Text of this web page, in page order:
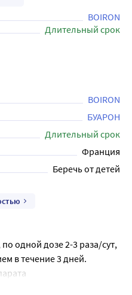
BOIRON
Длительный срок
BOIRON
БУАРОН
Длительный срок
Франция
Беречь от детей
одной дозе 2-3 раза/сут,
в течение 3 дней.